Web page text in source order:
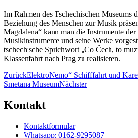
Im Rahmen des Tschechischen
Beziehung des Menschen zur Musik
Magdalena“ kann man die Instrumente
Musikinstrumente und seine Werke
tschechische Sprichwort „Co Čech, to
Klassenfahrt nach Prag zu realisieren.
ZurückElektroNemo“ Schifffahrt und
Smetana MuseumNächster
Kontakt
Kontaktformular
Whatsapp: 0162-9295087